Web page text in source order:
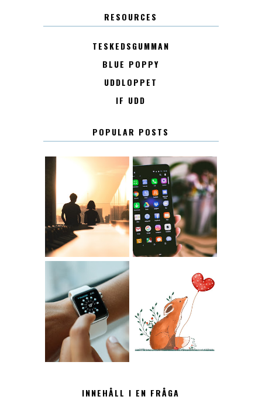
RESOURCES
TESKEDSGUMMAN
BLUE POPPY
UDDLOPPET
IF UDD
POPULAR POSTS
KONTAKT KONTAKTLISTA
12.30 LUGN
INNEHÅLL I EN FRÅGA